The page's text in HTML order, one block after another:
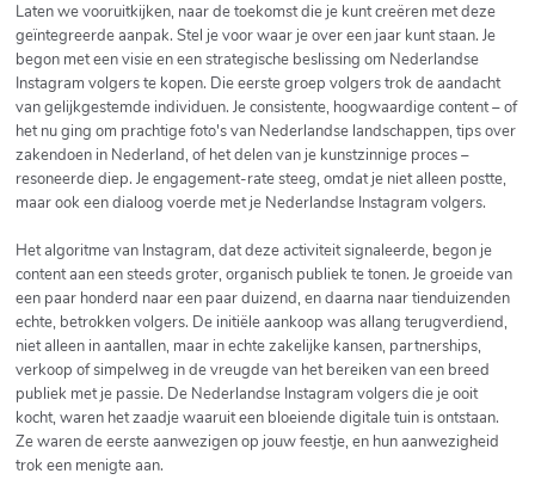
Laten we vooruitkijken, naar de toekomst die je kunt creëren met deze
geïntegreerde aanpak. Stel je voor waar je over een jaar kunt staan. Je
begon met een visie en een strategische beslissing om Nederlandse
Instagram volgers te kopen. Die eerste groep volgers trok de aandacht
van gelijkgestemde individuen. Je consistente, hoogwaardige content – of
het nu ging om prachtige foto's van Nederlandse landschappen, tips over
zakendoen in Nederland, of het delen van je kunstzinnige proces –
resoneerde diep. Je engagement-rate steeg, omdat je niet alleen postte,
maar ook een dialoog voerde met je Nederlandse Instagram volgers.
Het algoritme van Instagram, dat deze activiteit signaleerde, begon je
content aan een steeds groter, organisch publiek te tonen. Je groeide van
een paar honderd naar een paar duizend, en daarna naar tienduizenden
echte, betrokken volgers. De initiële aankoop was allang terugverdiend,
niet alleen in aantallen, maar in echte zakelijke kansen, partnerships,
verkoop of simpelweg in de vreugde van het bereiken van een breed
publiek met je passie. De Nederlandse Instagram volgers die je ooit
kocht, waren het zaadje waaruit een bloeiende digitale tuin is ontstaan.
Ze waren de eerste aanwezigen op jouw feestje, en hun aanwezigheid
trok een menigte aan.